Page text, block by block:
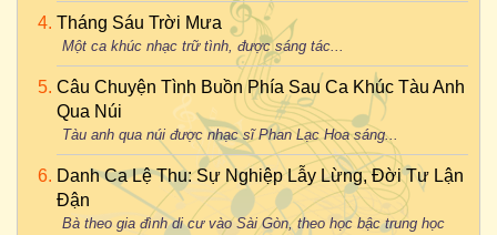
Tháng Sáu Trời Mưa
Một ca khúc nhạc trữ tình, được sáng tác...
Câu Chuyện Tình Buồn Phía Sau Ca Khúc Tàu Anh
Qua Núi
Tàu anh qua núi được nhạc sĩ Phan Lạc Hoa sáng...
Danh Ca Lệ Thu: Sự Nghiệp Lẫy Lừng, Đời Tư Lận
Đận
Bà theo gia đình di cư vào Sài Gòn, theo học bậc trung học